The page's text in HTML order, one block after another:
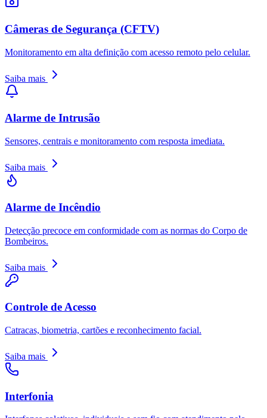
Câmeras de Segurança (CFTV)
Monitoramento em alta definição com acesso remoto pelo celular.
Saiba mais
Alarme de Intrusão
Sensores, centrais e monitoramento com resposta imediata.
Saiba mais
Alarme de Incêndio
Detecção precoce em conformidade com as normas do Corpo de
Bombeiros.
Saiba mais
Controle de Acesso
Catracas, biometria, cartões e reconhecimento facial.
Saiba mais
Interfonia